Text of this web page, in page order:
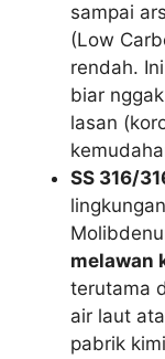
sampai
(Low
rendah.
biar
lasan
SS 316/
melawan
terutama
air laut
pabrik